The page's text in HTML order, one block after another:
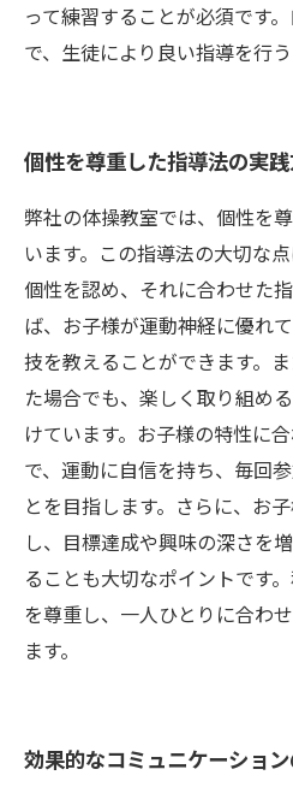
って練習することが必須です
で、生徒により良い指導を行う
個性を尊重した指導法の実
弊社の体操教室では、個性を
います。この指導法の大切な
個性を認め、それに合わせた
ば、お子様が運動神経に優れ
技を教えることができます。
た場合でも、楽しく取り組め
けています。お子様の特性に
で、運動に自信を持ち、毎回
とを目指します。さらに、お
し、目標達成や興味の深さを
ることも大切なポイントです
を尊重し、一人ひとりに合わ
ます。
効果的なコミュニケーショ